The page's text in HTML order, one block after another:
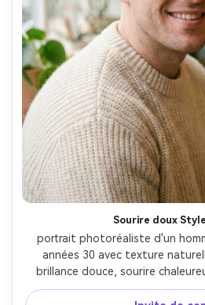
Sourire doux
portrait photoréaliste d'un
années 30 avec texture
brillance douce, sourire
tricot crème, intérieur de café